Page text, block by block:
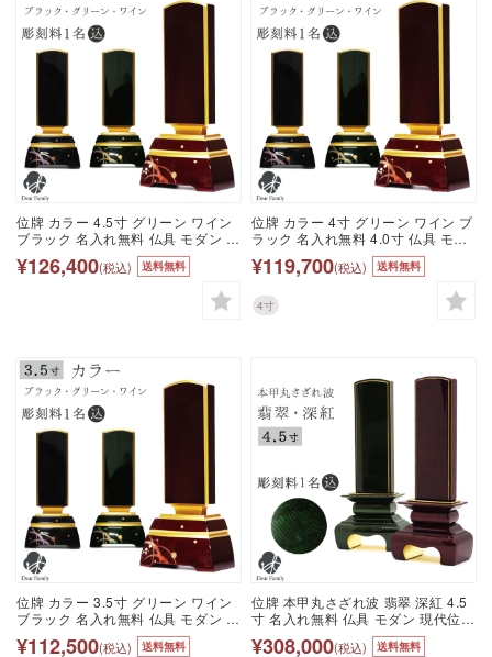
位牌 カラー 4.5寸 グリーン ワイン
ブラック 名入れ無料 仏具 モダン 現
代位牌 49日 四十九日 法要 名入れ
彫刻 名前 戒名 梵字 終活 供養 水子
水子供養 本位牌 蒔絵 漆器 漆工芸
金 金紛 赤 ボルドー ワインレッド
¥126,400(税込) 送料無料
位牌 カラー 4寸 グリーン ワイン ブ
ラック 名入れ無料 4.0寸 仏具 モダ
ン 現代位牌 49日 四十九日 法要 名
入れ 彫刻 名前 戒名 梵字 終活 供養
水子 水子供養 本位牌 蒔絵 漆器 漆
工芸 金 金紛 赤 ボルドー ワインレ
ッド グリーン 黒
¥119,700(税込) 送料無料
4寸
位牌 カラー 3.5寸 グリーン ワイン
ブラック 名入れ無料 仏具 モダン 現
代位牌 49日 四十九日 法要 名入れ
彫刻 名前 戒名 梵字 終活 供養 水子
¥112,500(税込) 送料無料
位牌 本甲丸さざれ波 翡翠 深紅 4.5
寸 名入れ無料 仏具 モダン 現代位牌
49日 四十九日 法要 名入れ 彫刻 名
前 戒名 梵字 終活 供養 水子 水子供
¥308,000(税込) 送料無料